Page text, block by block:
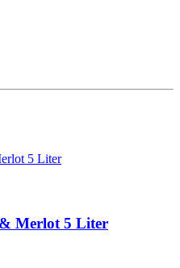
Merlot 5 Liter